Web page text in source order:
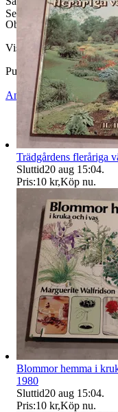
Se även mina andra
Objektnr 739 423 770
Visningar 44
Publicerad
6 jul 18:54
Anmäl Sälj liknande
Trädgårdens fleråriga
Sluttid20 aug 15:04.
Pris:10 kr,Köp nu.
Blommor hemma i
1980
Sluttid20 aug 15:04.
Pris:10 kr,Köp nu.